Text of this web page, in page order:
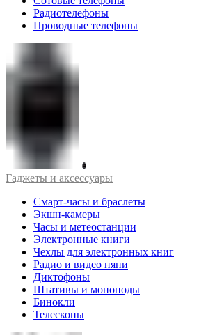
Радиотелефоны
Проводные телефоны
Гаджеты и аксессуары
Смарт-часы и браслеты
Экшн-камеры
Часы и метеостанции
Электронные книги
Чехлы для электронных книг
Радио и видео няни
Диктофоны
Штативы и моноподы
Бинокли
Телескопы